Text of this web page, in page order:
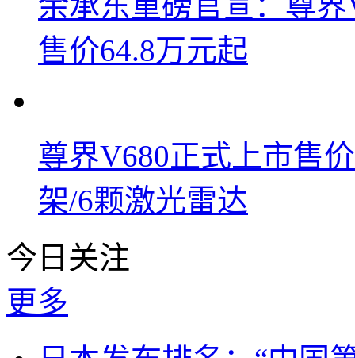
售价64.8万元起
尊界V680正式上市售
架/6颗激光雷达
今日关注
更多